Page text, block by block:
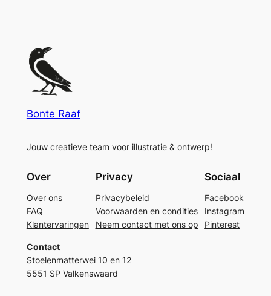
Bonte Raaf
Jouw creatieve team voor illustratie & ontwerp!
Over
Over ons
FAQ
Klantervaringen
Privacy
Privacybeleid
Voorwaarden en condities
Neem contact met ons op
Sociaal
Facebook
Instagram
Pinterest
Contact
Stoelenmatterwei 10 en 12
5551 SP Valkenswaard